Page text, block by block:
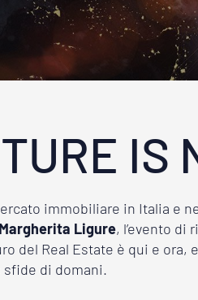
IS
immobiliare in Italia e
Ligure, l’evento di
del Real Estate è qui e
di domani.